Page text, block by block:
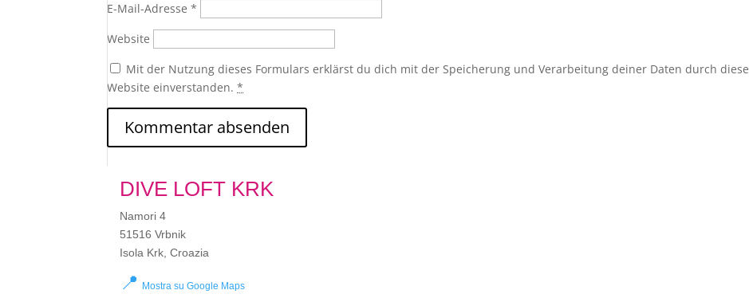
E-Mail-Adresse*
Website
Mit der Nutzung dieses Formulars erklärst du dich mit der Speicherung und Verarbeitung deiner Daten durch diese
Website einverstanden.*
DIVE LOFT KRK
Namori 4
51516 Vrbnik
Isola Krk, Croazia
📍 Mostra su Google Maps